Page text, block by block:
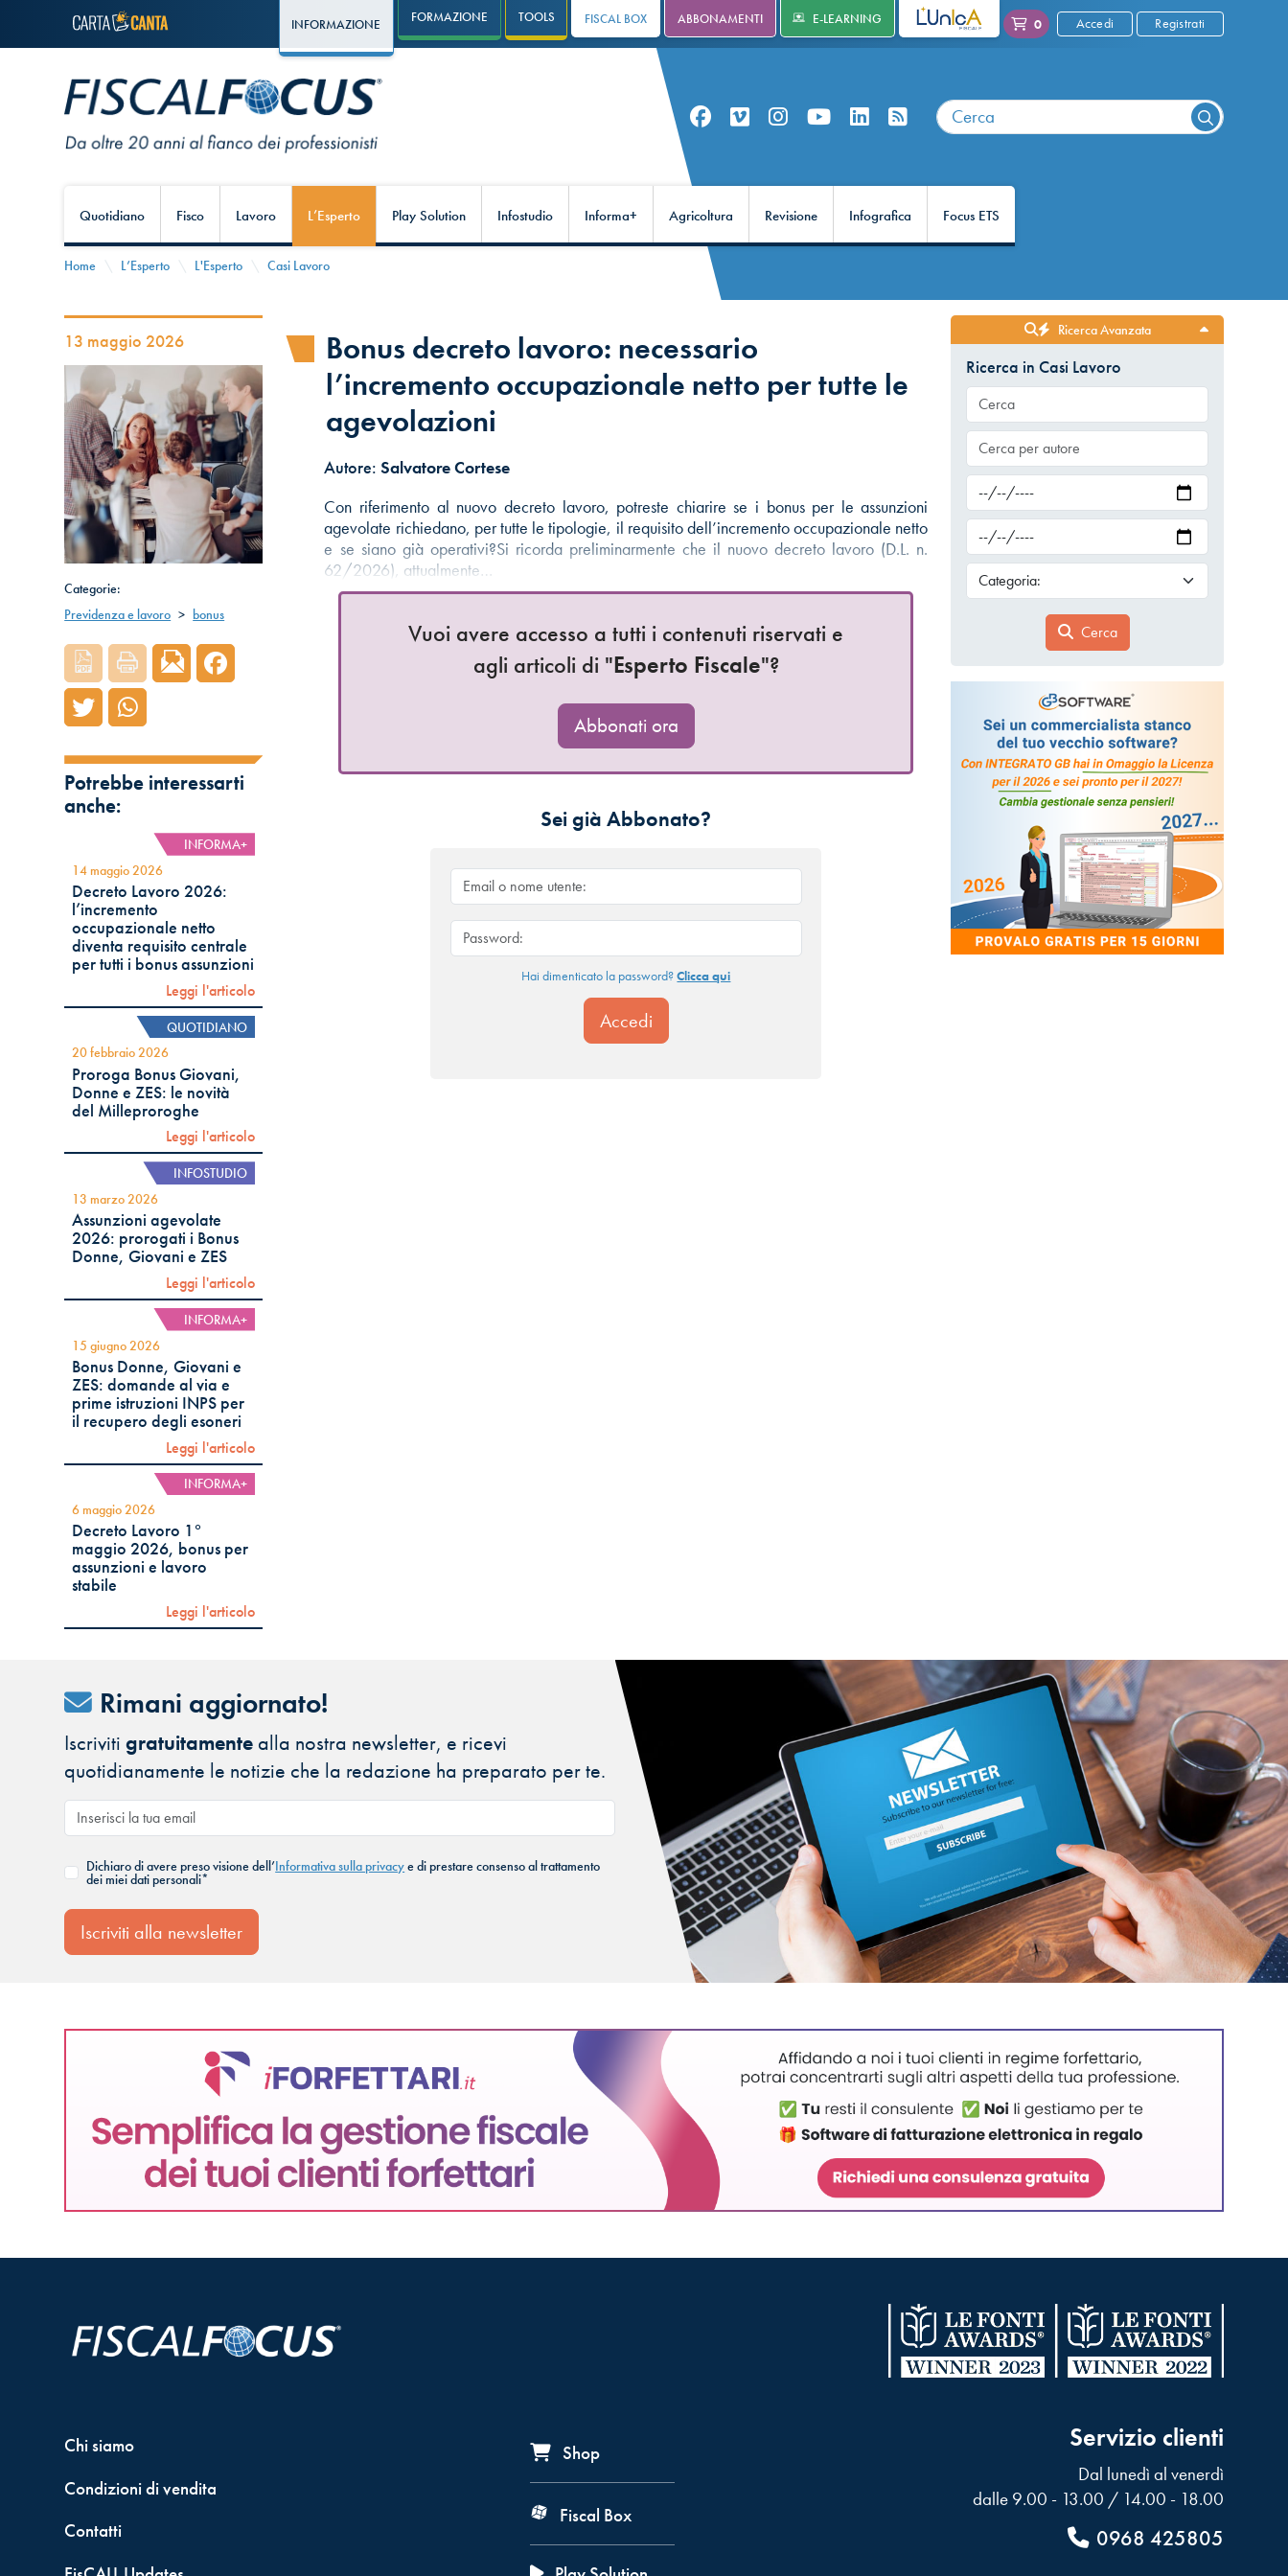
INFORMAZIONE FORMAZIONE TOOLS FISCAL BOX ABBONAMENTI E-LEARNING L'UNICA 0 Accedi Registrati
Quotidiano Fisco Lavoro L’Esperto Play Solution Infostudio Informa+ Agricoltura Revisione Infografica Focus ETS
Home L’Esperto L'Esperto Casi Lavoro
13 maggio 2026
Categorie:
Previdenza e lavoro > bonus
Potrebbe interessarti
anche:
INFORMA+
14 maggio 2026
Decreto Lavoro 2026:
l’incremento
occupazionale netto
diventa requisito centrale
per tutti i bonus assunzioni
Leggi l'articolo
QUOTIDIANO
20 febbraio 2026
Proroga Bonus Giovani,
Donne e ZES: le novità
del Milleproroghe
Leggi l'articolo
INFOSTUDIO
13 marzo 2026
Assunzioni agevolate
2026: prorogati i Bonus
Donne, Giovani e ZES
Leggi l'articolo
INFORMA+
15 giugno 2026
Bonus Donne, Giovani e
ZES: domande al via e
prime istruzioni INPS per
il recupero degli esoneri
Leggi l'articolo
INFORMA+
6 maggio 2026
Decreto Lavoro 1°
maggio 2026, bonus per
assunzioni e lavoro
stabile
Leggi l'articolo
Bonus decreto lavoro: necessario
l’incremento occupazionale netto per tutte le
agevolazioni
Autore:Salvatore Cortese
Con riferimento al nuovo decreto lavoro, potreste chiarire se i bonus per le assunzioni
agevolate richiedano, per tutte le tipologie, il requisito dell’incremento occupazionale netto
e se siano già operativi?Si ricorda preliminarmente che il nuovo decreto lavoro (D.L. n.
62/2026), attualmente…
Vuoi avere accesso a tutti i contenuti riservati e
agli articoli di "Esperto Fiscale"?
Abbonati ora
Sei già Abbonato?
Hai dimenticato la password?Clicca qui
Ricerca Avanzata
Ricerca in Casi Lavoro
Cerca
Rimani aggiornato!
Iscrivitigratuitamente alla nostra newsletter, e ricevi
quotidianamente le notizie che la redazione ha preparato per te.
Dichiaro di avere preso visione dell’Informativa sulla privacye di prestare consenso al trattamento
dei miei dati personali*
Iscriviti alla newsletter
Chi siamo
Condizioni di vendita
Contatti
Shop
Fiscal Box
Servizio clienti
Dal lunedì al venerdì
dalle 9.00 - 13.00 / 14.00 - 18.00
0968 425805